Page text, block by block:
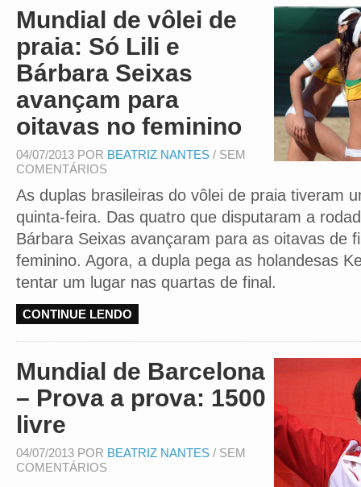
Mundial de vôlei de
praia: Só Lili e
Bárbara Seixas
avançam para
oitavas no feminino
04/07/2013 POR BEATRIZ NANTES / SEM
COMENTÁRIOS
As duplas brasileiras do vôlei de praia tiveram
quinta-feira. Das quatro que disputaram a
Bárbara Seixas avançaram para as oitavas de
feminino. Agora, a dupla pega as holandesas
tentar um lugar nas quartas de final.
CONTINUE LENDO
Mundial de Barcelona
– Prova a prova: 1500
livre
04/07/2013 POR BEATRIZ NANTES / SEM
COMENTÁRIOS